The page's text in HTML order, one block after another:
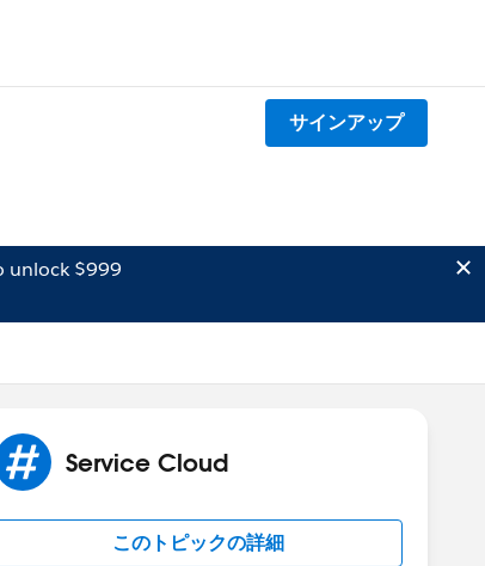
サインアップ
unlock $999
Service Cloud
このトピックの詳細